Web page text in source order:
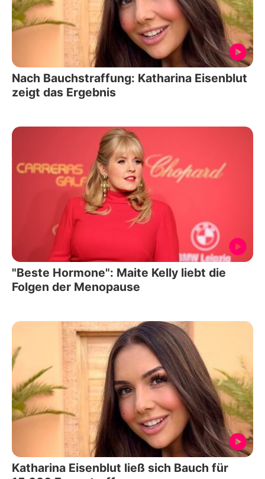
Nach Bauchstraffung: Katharina Eisenblut
zeigt das Ergebnis
"Beste Hormone": Maite Kelly liebt die
Folgen der Menopause
Katharina Eisenblut ließ sich Bauch für